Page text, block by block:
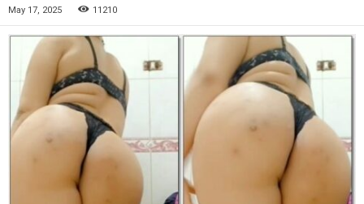
May 17, 2025 11210